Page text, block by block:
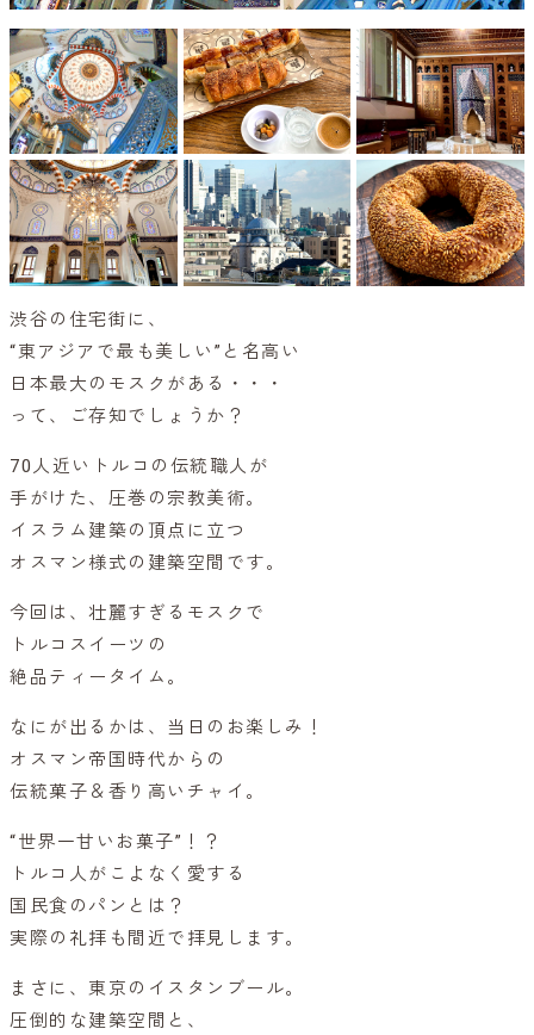
渋谷の住宅街に、
“東アジアで最も美しい”と名高い
日本最大のモスクがある・・・
って、ご存知でしょうか？
70人近いトルコの伝統職人が
手がけた、圧巻の宗教美術。
イスラム建築の頂点に立つ
オスマン様式の建築空間です。
今回は、壮麗すぎるモスクで
トルコスイーツの
絶品ティータイム。
なにが出るかは、当日のお楽しみ！
オスマン帝国時代からの
伝統菓子＆香り高いチャイ。
“世界一甘いお菓子”！？
トルコ人がこよなく愛する
国民食のパンとは？
実際の礼拝も間近で拝見します。
まさに、東京のイスタンブール。
圧倒的な建築空間と、